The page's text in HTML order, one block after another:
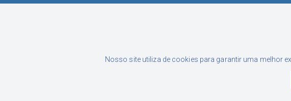
Nosso site utiliza de cookies para garantir uma melhor
Formas de Pagamento